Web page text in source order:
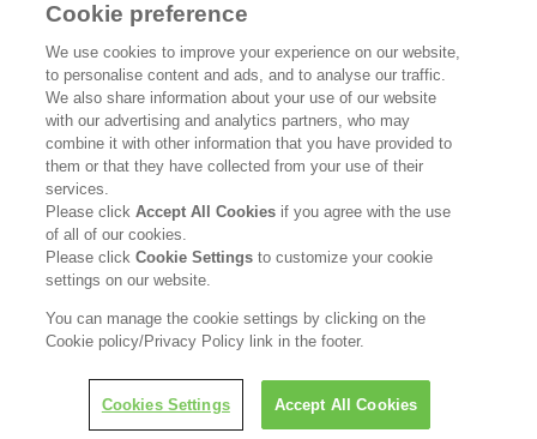
Home 花王について
サステナビリティ イノベーション
ブランド 投資家情報
ニュースルーム 採用情報
利用規約 花王のアクセシビリティ 個人情報保護方針
利用者情報の外部送信 ソーシャルメディアポリシー
© Kao Corporation
Cookie preference
We use cookies to improve your experience on our website,
to personalise content and ads, and to analyse our traffic.
We also share information about your use of our website
with our advertising and analytics partners, who may
combine it with other information that you have provided to
them or that they have collected from your use of their
services.
Please clickAccept All Cookies if you agree with the use
of all of our cookies.
Please clickCookie Settingsto customize your cookie
settings on our website.
You can manage the cookie settings by clicking on the
Cookie policy/Privacy Policy link in the footer.
Cookies Settings Accept All Cookies